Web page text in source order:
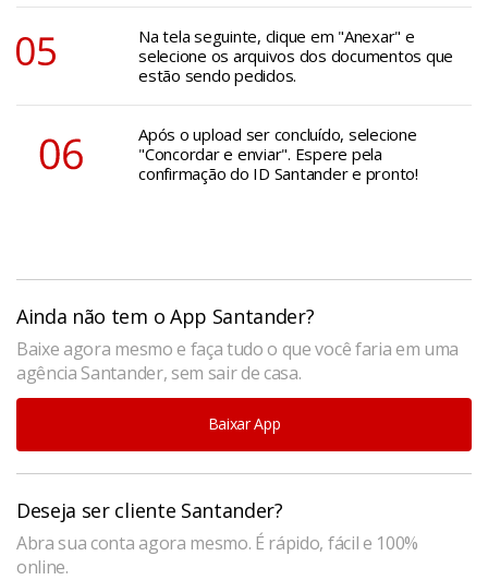
Na tela seguinte, clique em "Anexar" e
selecione os arquivos dos documentos que
estão sendo pedidos.
Após o upload ser concluído, selecione
"Concordar e enviar". Espere pela
confirmação do ID Santander e pronto!
Ainda não tem o App Santander?
Baixe agora mesmo e faça tudo o que você faria em uma
agência Santander, sem sair de casa.
Baixar App
Deseja ser cliente Santander?
Abra sua conta agora mesmo. É rápido, fácil e 100%
online.